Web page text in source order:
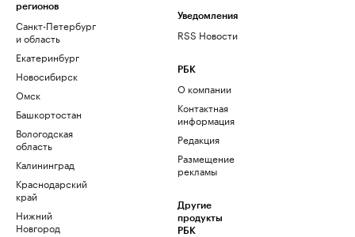
регионов
Санкт-Петербург
и область
Екатеринбург
Новосибирск
Омск
Башкортостан
Вологодская
область
Калининград
Краснодарский
край
Нижний
Новгород
Уведомления
RSS Новости
РБК
О компании
Контактная
информация
Редакция
Размещение
рекламы
Другие
продукты
РБК